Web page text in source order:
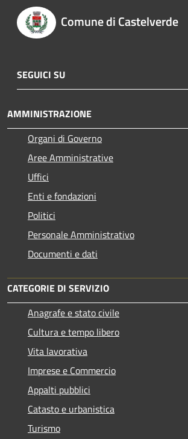
Comune di Castelverde
SEGUICI SU
AMMINISTRAZIONE
Organi di Governo
Aree Amministrative
Uffici
Enti e fondazioni
Politici
Personale Amministrativo
Documenti e dati
CATEGORIE DI SERVIZIO
Anagrafe e stato civile
Cultura e tempo libero
Vita lavorativa
Imprese e Commercio
Appalti pubblici
Catasto e urbanistica
Turismo